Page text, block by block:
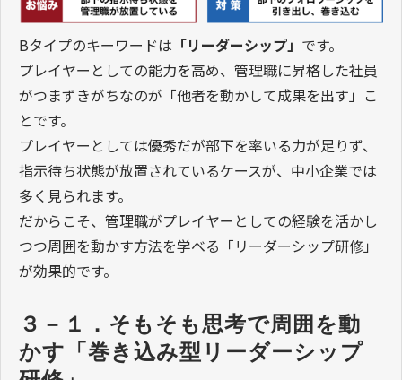
Bタイプのキーワードは 「リーダーシップ」 です。
プレイヤーとしての能力を高め、管理職に昇格した社員
がつまずきがちなのが「他者を動かして成果を出す」こ
とです。
プレイヤーとしては優秀だが部下を率いる力が足りず、
指示待ち状態が放置されているケースが、中小企業では
多く見られます。
だからこそ、管理職がプレイヤーとしての経験を活かし
つつ周囲を動かす方法を学べる「リーダーシップ研修」
が効果的です。
３－１．そもそも思考で周囲を動
かす「巻き込み型リーダーシップ